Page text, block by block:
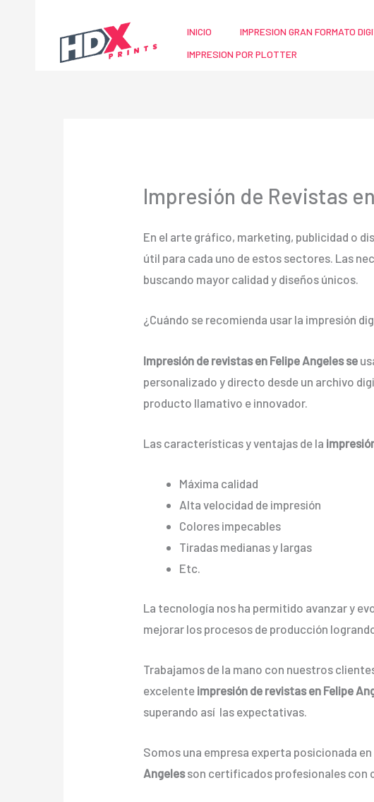
contenido
INICIO IMPRESION GRAN FORMATO
IMPRESION POR PLOTTER
Impresión de Revistas
En el arte gráfico, marketing, publicidad o
útil para cada uno de estos sectores. Las
buscando mayor calidad y diseños únicos.
¿Cuándo se recomienda usar la impresión
Impresión de revistas en Felipe Angeles se
personalizado y directo desde un archivo
producto llamativo e innovador.
Las características y ventajas de la
Máxima calidad
Alta velocidad de impresión
Colores impecables
Tiradas medianas y largas
Etc.
La tecnología nos ha permitido avanzar y
mejorar los procesos de producción
Trabajamos de la mano con nuestros
excelente impresión de revistas en Felipe
superando así las expectativas.
Somos una empresa experta posicionada
Angelesson certificados profesionales con